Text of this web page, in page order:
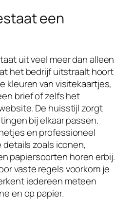
een
uit veel meer dan alleen
het bedrijf uitstraalt hoort
kleuren van visitekaartjes,
brief of zelfs het
De huisstijl zorgt
bij elkaar passen.
en professioneel
details zoals iconen,
papiersoorten horen erbij.
vaste regels voorkom je
iedereen meteen
en op papier.